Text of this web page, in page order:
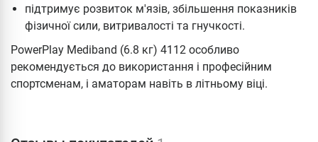
підтримує розвиток м'язів, збільшення показників
фізичної сили, витривалості та гнучкості.
PowerPlay Mediband (6.8 кг) 4112 особливо
рекомендується до використання і професійним
спортсменам, і аматорам навіть в літньому віці.